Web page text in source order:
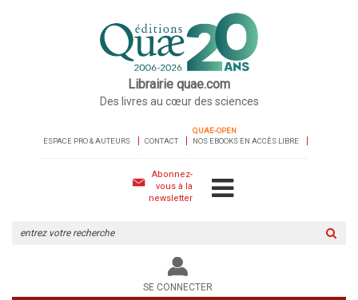
Librairie quae.com
Des livres au cœur des sciences
ESPACE PRO & AUTEURS CONTACT
QUAE-OPEN
NOS EBOOKS EN ACCÈS LIBRE
Abonnez-
vous à la
newsletter
le
site
SE CONNECTER